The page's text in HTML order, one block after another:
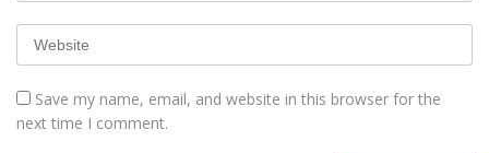
Save my name, email, and website in this browser for the
next time I comment.